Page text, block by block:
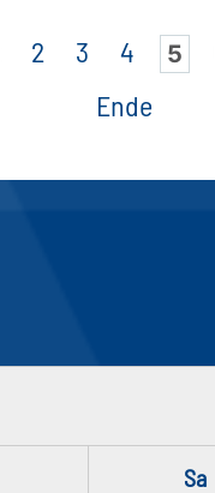
2 3 4 5
Ende
Sa